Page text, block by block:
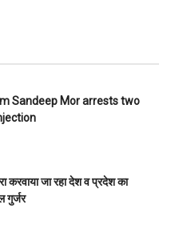
Sandeep Mor arrests two
करवाया जा रहा देश व प्रदेश का
गुर्जर